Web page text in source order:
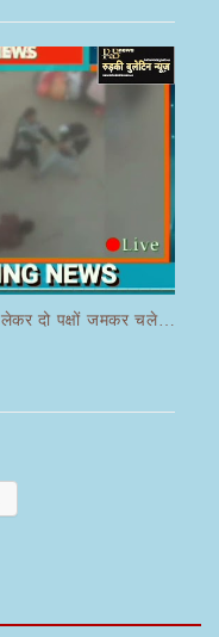
लक्सर- दो पक्ष आमने सामने- आपसी रंजिश लेकर दो पक्षों जमकर चले लाठी डंडे का वीडियो जमकर हो रहा वायरल